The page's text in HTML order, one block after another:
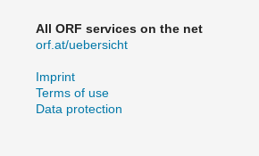
All ORF services on the net
orf.at/uebersicht
Imprint
Terms of use
Data protection